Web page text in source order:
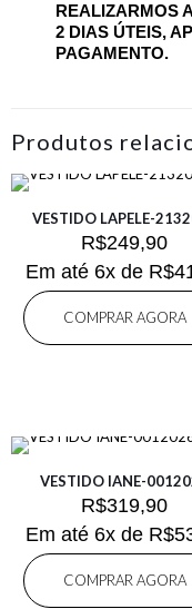
REALIZARMOS
2 DIAS ÚTEIS,
PAGAMENTO.
Produtos
VESTIDO LAPELE-
R$249,90
Em até 6x de R$
COMPRAR AGORA
VESTIDO IANE-
R$319,90
Em até 6x de R$
COMPRAR AGORA